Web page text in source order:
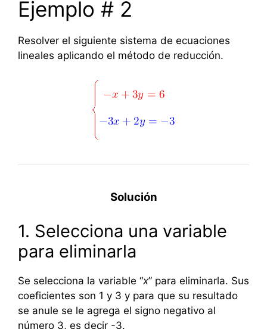
Ejemplo # 2
Resolver el siguiente sistema de ecuaciones
lineales aplicando el método de reducción.
Solución
1. Selecciona una variable
para eliminarla
Se selecciona la variable “x” para eliminarla. Sus
coeficientes son 1 y 3 y para que su resultado
se anule se le agrega el signo negativo al
número 3, es decir -3.